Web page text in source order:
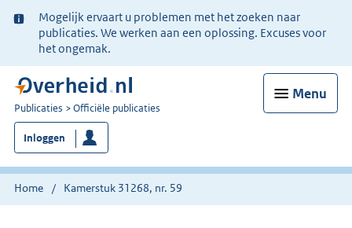
Ter
informatie:
Mogelijk ervaart u problemen met het zoeken naar
publicaties. We werken aan een oplossing. Excuses voor
het ongemak.
Menu
U
bent
nu
hier:
Publicaties Officiële publicaties
Inloggen
Home Kamerstuk 31268, nr. 59